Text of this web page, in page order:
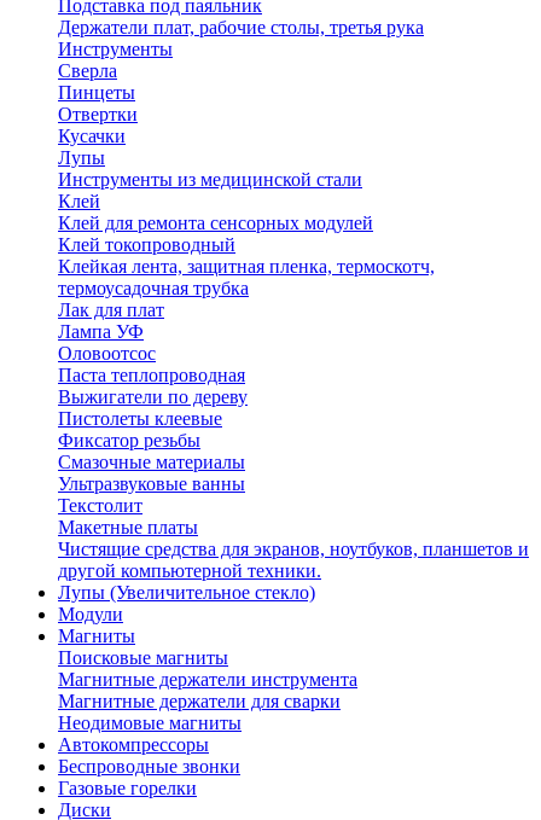
Подставка под паяльник
Держатели плат, рабочие столы, третья рука
Инструменты
Сверла
Пинцеты
Отвертки
Кусачки
Лупы
Инструменты из медицинской стали
Клей
Клей для ремонта сенсорных модулей
Клей токопроводный
Клейкая лента, защитная пленка, термоскотч,
термоусадочная трубка
Лак для плат
Лампа УФ
Оловоотсос
Паста теплопроводная
Выжигатели по дереву
Пистолеты клеевые
Фиксатор резьбы
Смазочные материалы
Ультразвуковые ванны
Текстолит
Макетные платы
Чистящие средства для экранов, ноутбуков, планшетов и
другой компьютерной техники.
Лупы (Увеличительное стекло)
Модули
Магниты
Поисковые магниты
Магнитные держатели инструмента
Магнитные держатели для сварки
Неодимовые магниты
Автокомпрессоры
Беспроводные звонки
Газовые горелки
Диски